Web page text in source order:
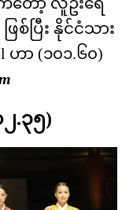
စ်ပြီး နိုင်ငံသား
ဟာ (၁၀၁.၆၀)
.၃၅)